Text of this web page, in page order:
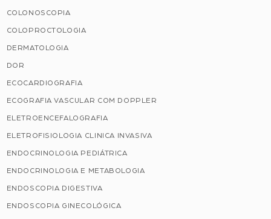
COLONOSCOPIA
COLOPROCTOLOGIA
DERMATOLOGIA
DOR
ECOCARDIOGRAFIA
ECOGRAFIA VASCULAR COM DOPPLER
ELETROENCEFALOGRAFIA
ELETROFISIOLOGIA CLINICA INVASIVA
ENDOCRINOLOGIA PEDIÁTRICA
ENDOCRINOLOGIA E METABOLOGIA
ENDOSCOPIA DIGESTIVA
ENDOSCOPIA GINECOLÓGICA